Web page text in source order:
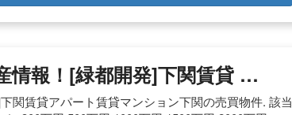
情報！[緑都開発]下関賃貸 …
関賃貸アパート賃貸マンション下関の売買物件. 該当